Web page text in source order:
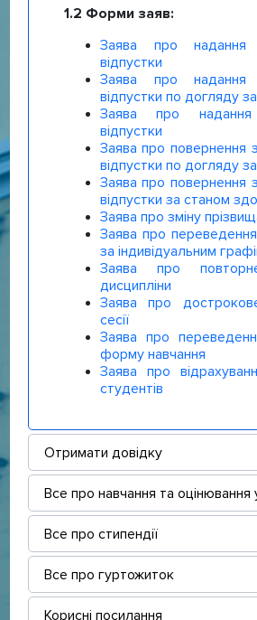
1.2 Форми заяв:
Заява про надання
відпустки
Заява про надання
відпустки по догляду
Заява про надання
відпустки
Заява про повернення
відпустки по догляду
Заява про повернення
відпустки за станом
Заява про зміну
Заява про
за індивідуальним
Заява про
дисципліни
Заява про
сесії
Заява про
форму навчання
Заява про
студентів
Отримати довідку
Все про навчання та оцінювання
Все про стипендії
Все про гуртожиток
Корисні посилання